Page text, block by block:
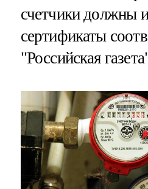
счетчики должны
сертификаты
"Российская